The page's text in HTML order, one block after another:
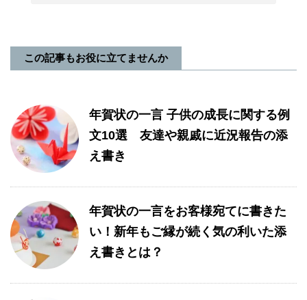
この記事もお役に立てませんか
年賀状の一言 子供の成長に関する例
文10選 友達や親戚に近況報告の添
え書き
年賀状の一言をお客様宛てに書きた
い！新年もご縁が続く気の利いた添
え書きとは？